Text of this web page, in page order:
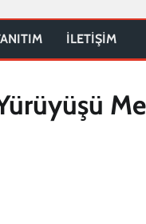
İLETİŞİM